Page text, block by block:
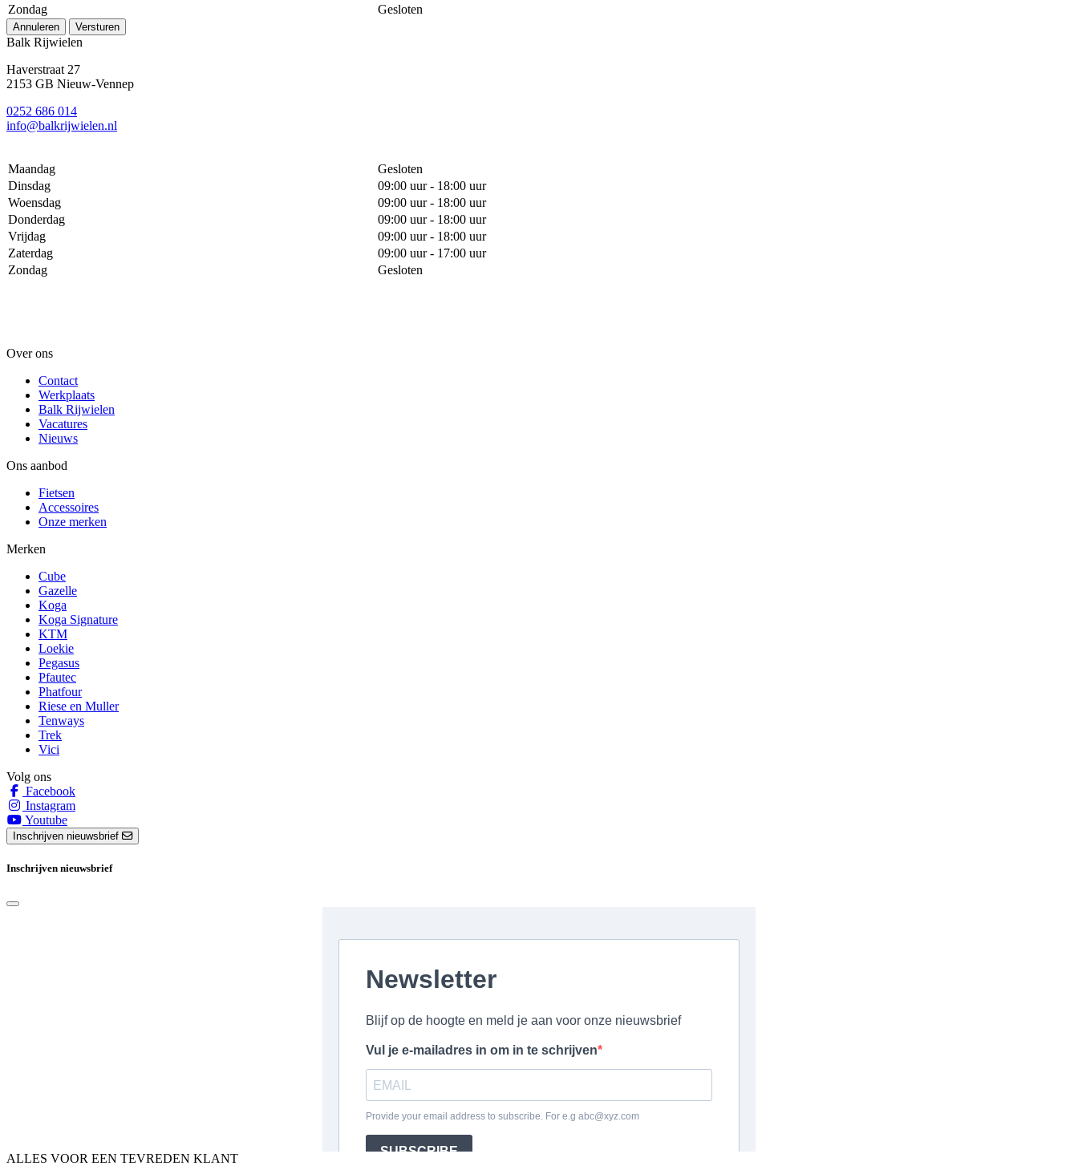
Zondag
Gesloten
Annuleren Versturen
Balk Rijwielen
Haverstraat 27
2153 GB Nieuw-Vennep
0252 686 014
info@balkrijwielen.nl
Maandag
Gesloten
Dinsdag
09:00 uur - 18:00 uur
Woensdag
09:00 uur - 18:00 uur
Donderdag
09:00 uur - 18:00 uur
Vrijdag
09:00 uur - 18:00 uur
Zaterdag
09:00 uur - 17:00 uur
Zondag
Gesloten
Over ons
Contact
Werkplaats
Balk Rijwielen
Vacatures
Nieuws
Ons aanbod
Fietsen
Accessoires
Onze merken
Merken
Cube
Gazelle
Koga
Koga Signature
KTM
Loekie
Pegasus
Pfautec
Phatfour
Riese en Muller
Tenways
Trek
Vici
Volg ons
Facebook
Instagram
Youtube
Inschrijven nieuwsbrief
Inschrijven nieuwsbrief
ALLES VOOR EEN TEVREDEN KLANT